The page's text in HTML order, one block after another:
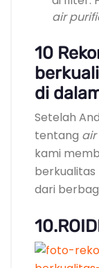
air
10
di
Setelah
tentang air
kami
berkualitas
dari